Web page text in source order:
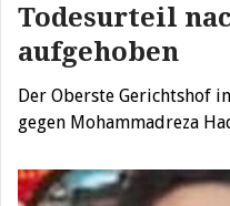
Todesurteil
aufgehoben
Der Oberste Gerichtshof
gegen Mohammadreza